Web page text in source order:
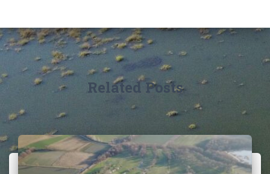
Related Posts